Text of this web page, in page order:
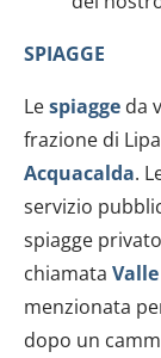
SPIAGGE
Lespiagge da
frazione di
Acquacalda.
servizio
spiagge
chiamata
menzionata
dopo un